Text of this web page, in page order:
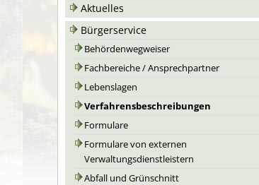
Aktuelles
Bürgerservice
Behördenwegweiser
Fachbereiche / Ansprechpartner
Lebenslagen
Verfahrensbeschreibungen
Formulare
Formulare von externen
Verwaltungsdienstleistern
Abfall und Grünschnitt